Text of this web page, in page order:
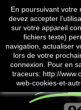
En poursuivant votre
devez accepter
sur votre appareil
fichiers texte)
navigation, actualiser
lors de votre
connexion. Pour en
traceurs: http://
web-cookies-et-